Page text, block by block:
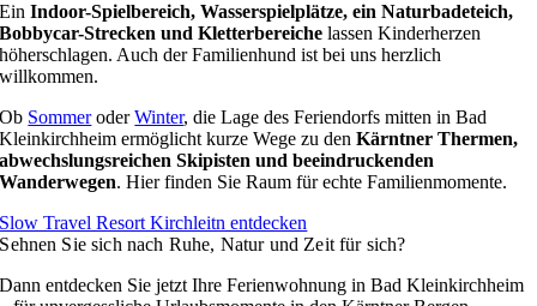
EinIndoor-Spielbereich, Wasserspielplätze, ein Naturbadeteich,
Bobbycar-Strecken und Kletterbereiche lassen Kinderherzen
höherschlagen. Auch der Familienhund ist bei uns herzlich
willkommen.
Ob SommeroderWinter, die Lage des Feriendorfs mitten in Bad
Kleinkirchheim ermöglicht kurze Wege zu denKärntner Thermen,
abwechslungsreichen Skipisten und beeindruckenden
Wanderwegen. Hier finden Sie Raum für echte Familienmomente.
Slow Travel Resort Kirchleitn entdecken
Sehnen Sie sich nach Ruhe, Natur und Zeit für sich?
Dann entdecken Sie jetzt Ihre Ferienwohnung in Bad Kleinkirchheim